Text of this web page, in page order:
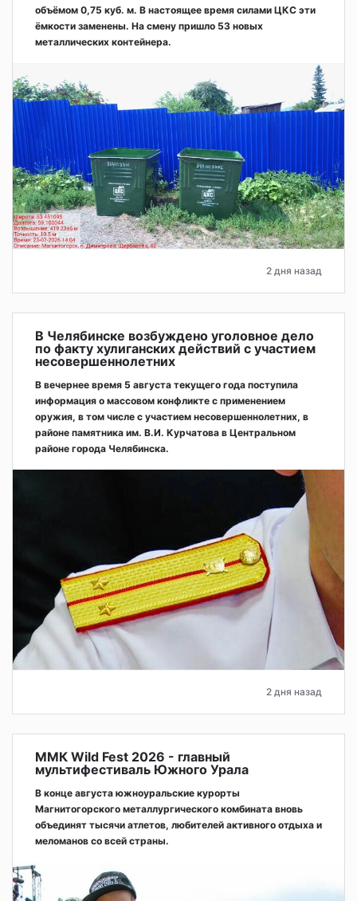
объёмом 0,75 куб. м. В настоящее время силами ЦКС эти
ёмкости заменены. На смену пришло 53 новых
металлических контейнера.
2 дня назад
В Челябинске возбуждено уголовное дело
по факту хулиганских действий с участием
несовершеннолетних
В вечернее время 5 августа текущего года поступила
информация о массовом конфликте с применением
оружия, в том числе с участием несовершеннолетних, в
районе памятника им. В.И. Курчатова в Центральном
районе города Челябинска.
2 дня назад
ММК Wild Fest 2026 - главный
мультифестиваль Южного Урала
В конце августа южноуральские курорты
Магнитогорского металлургического комбината вновь
объединят тысячи атлетов, любителей активного отдыха и
меломанов со всей страны.